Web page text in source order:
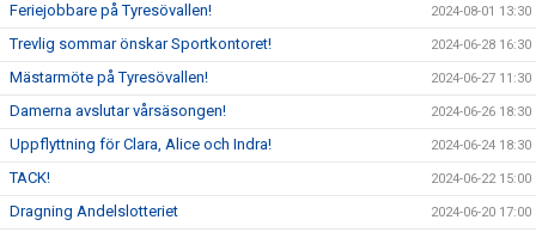
Feriejobbare på Tyresövallen! 2024-08-01 13:30
Trevlig sommar önskar Sportkontoret! 2024-06-28 16:30
Mästarmöte på Tyresövallen! 2024-06-27 11:30
Damerna avslutar vårsäsongen! 2024-06-26 18:30
Uppflyttning för Clara, Alice och Indra! 2024-06-24 18:30
TACK! 2024-06-22 15:00
Dragning Andelslotteriet 2024-06-20 17:00